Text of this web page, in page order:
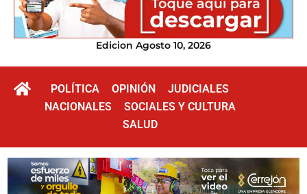
Edicion Agosto 10, 2026
POLÍTICA OPINIÓN
JUDICIALES
NACIONALES
SOCIALES Y CULTURA
SALUD